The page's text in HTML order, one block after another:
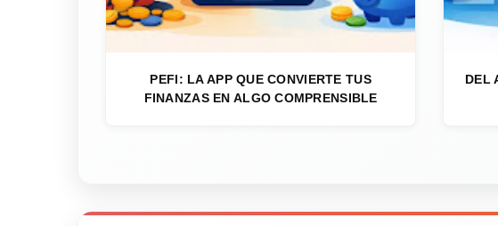
PEFI: LA APP QUE CONVIERTE TUS
FINANZAS EN ALGO COMPRENSIBLE
DEL